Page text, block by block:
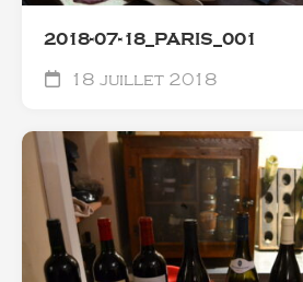
2018-07-18_PARIS_001
18 juillet 2018